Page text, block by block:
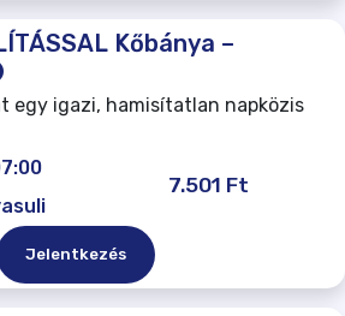
Kőbánya –
egy igazi, hamisítatlan napközis
7.501 Ft
Jelentkezés